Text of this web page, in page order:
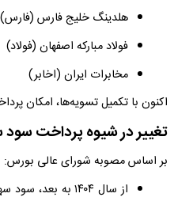
هلدینگ خلیج فارس (فارس)
فولاد مبارکه اصفهان (فولاد)
مخابرات ایران (اخابر)
اکنون با تکمیل تسویه‌ها، امکان
تغییر در شیوه پرداخت سود
بر اساس مصوبه شورای عالی بورس:
از سال ۱۴۰۴ به